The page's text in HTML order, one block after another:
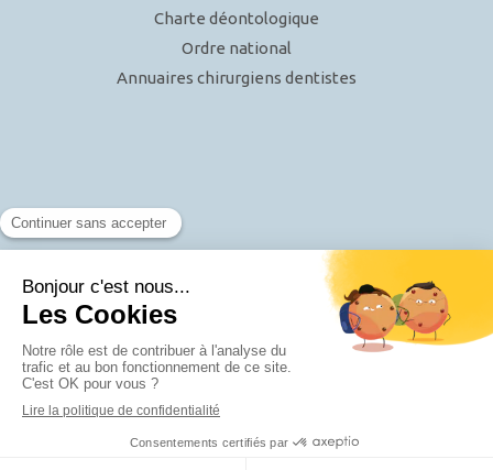
Charte déontologique
Ordre national
Annuaires chirurgiens dentistes
Rechercher